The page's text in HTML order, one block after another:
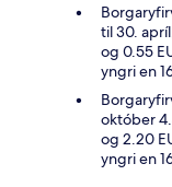
til 30.
og 0.55
yngri en
október
og 2.20
yngri en